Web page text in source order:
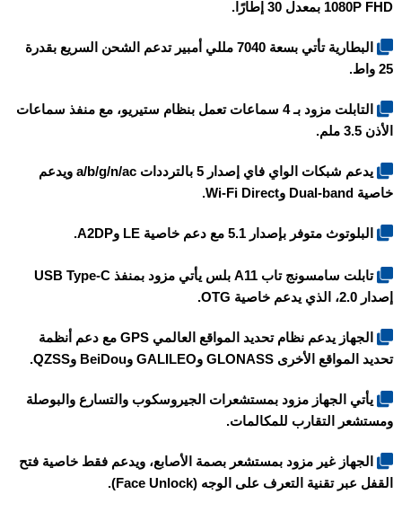
1080P FHD بمعدل 30 إطارًا.
البطارية تأتي بسعة 7040 مللي أمبير تدعم الشحن السريع بقدرة
25 واط.
التابلت مزود بـ 4 سماعات تعمل بنظام ستيريو، مع منفذ سماعات
الأذن 3.5 ملم.
يدعم شبكات الواي فاي إصدار 5 بالترددات a/b/g/n/ac ويدعم
خاصية Dual-band وWi-Fi Direct.
البلوتوث متوفر بإصدار 5.1 مع دعم خاصية LE وA2DP.
تابلت سامسونج تاب A11 بلس
يأتي مزود بمنفذ USB Type-C
إصدار 2.0، الذي يدعم خاصية OTG.
الجهاز يدعم نظام تحديد المواقع العالمي GPS مع دعم أنظمة
تحديد المواقع الأخرى GLONASS وGALILEO وBeiDou وQZSS.
يأتي الجهاز مزود بمستشعرات الجيروسكوب والتسارع والبوصلة
ومستشعر التقارب للمكالمات.
الجهاز غير مزود بمستشعر بصمة الأصابع، ويدعم فقط خاصية فتح
القفل عبر تقنية التعرف على الوجه (Face Unlock).